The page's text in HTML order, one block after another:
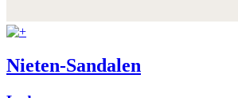
Nieten-Sandalen